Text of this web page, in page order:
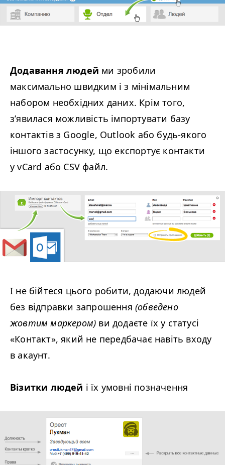
Додавання людей ми зробили
максимально швидким і з мінімальним
набором необхідних даних. Крім того,
з’явилася можливість імпортувати базу
контактів з Google, Out­look або будь-якого
іншого застосунку, що експортує контакти
у vCard або CSV файл.
І не бійтеся цього робити, додаючи людей
без відправки запрошення (обведено
жовтим маркером) ви додаєте їх у статусі
«Контакт», який не передбачає навіть входу
в акаунт.
Візитки людей і їх умовні позначення